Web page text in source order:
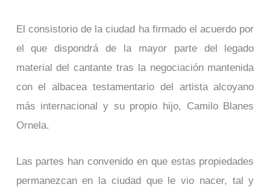
El consistorio de la ciudad ha firmado el acuerdo por
el que dispondrá de la mayor parte del legado
material del cantante tras la negociación mantenida
con el albacea testamentario del artista alcoyano
más internacional y su propio hijo, Camilo Blanes
Ornela.
Las partes han convenido en que estas propiedades
permanezcan en la ciudad que le vio nacer, tal y